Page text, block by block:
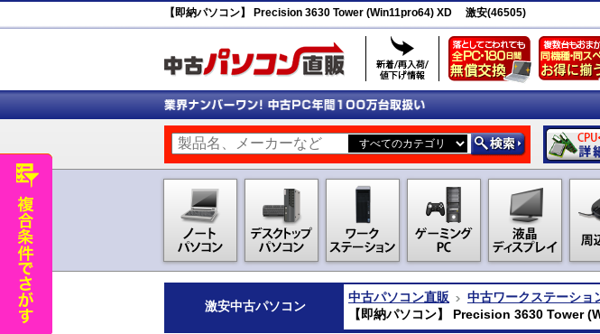
【即納パソコン】 Precision 3630 Tower (Win11pro64) XD 激安(46505)
激安中古パソコン
中古パソコン直販 中古ワークステーショ
【即納パソコン】 Precision 3630 Tower